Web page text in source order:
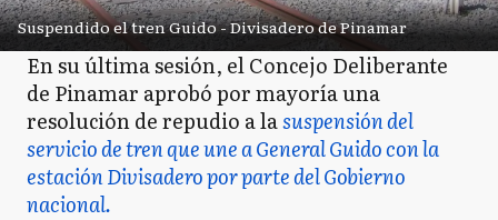
Suspendido el tren Guido - Divisadero de Pinamar
En su última sesión, el Concejo Deliberante
de Pinamar aprobó por mayoría una
resolución de repudio a lasuspensión del
servicio de tren que une a General Guido con la
estación Divisadero por parte del Gobierno
nacional.